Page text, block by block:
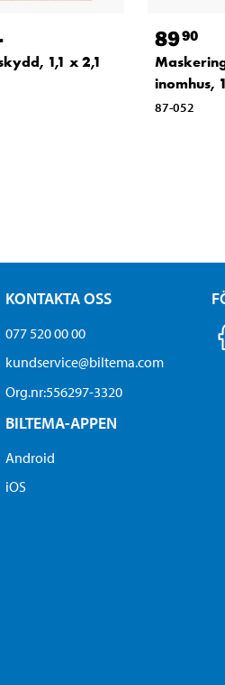
1,1 x 2,1
8990
inomhus,
87-052
KONTAKTA OSS
077 520 00 00
kundservice@biltema.com
Org.nr:556297-3320
BILTEMA-APPEN
Android
iOS